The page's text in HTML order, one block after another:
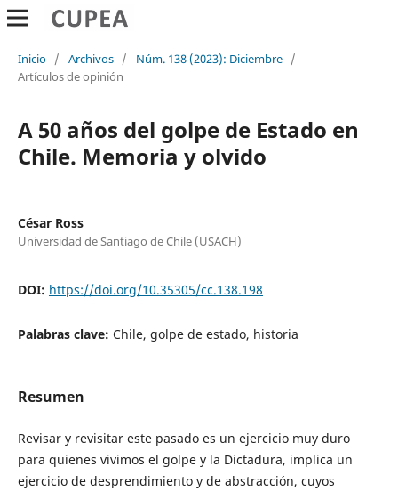
Inicio / Archivos / Núm. 138 (2023): Diciembre /
Artículos de opinión
A 50 años del golpe de Estado en
Chile. Memoria y olvido
César Ross
Universidad de Santiago de Chile (USACH)
DOI: https://doi.org/10.35305/cc.138.198
Palabras clave: Chile, golpe de estado, historia
Resumen
Revisar y revisitar este pasado es un ejercicio muy duro
para quienes vivimos el golpe y la Dictadura, implica un
ejercicio de desprendimiento y de abstracción, cuyos